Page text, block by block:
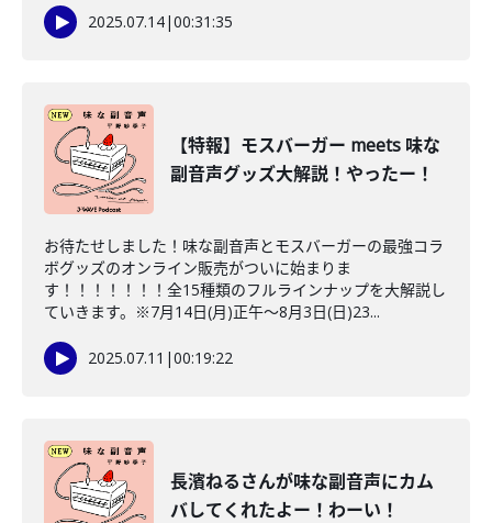
2025.07.14|00:31:35
【特報】モスバーガー meets 味な
副音声グッズ大解説！やったー！
お待たせしました！味な副音声とモスバーガーの最強コラ
ボグッズのオンライン販売がついに始まりま
す！！！！！！！全15種類のフルラインナップを大解説し
ていきます。※7月14日(月)正午～8月3日(日)23...
2025.07.11 |00:19:22
長濱ねるさんが味な副音声にカム
バしてくれたよー！わーい！